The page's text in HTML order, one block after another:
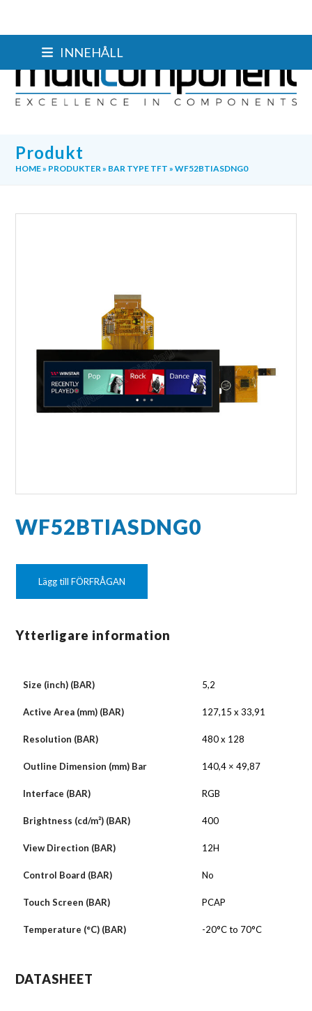
INNEHÅLL
Produkt
HOME» PRODUKTER» BAR TYPE TFT »WF52BTIASDNG0
WF52BTIASDNG0
Lägg till FÖRFRÅGAN
Ytterligare information
Size (inch) (BAR) 5,2
Active Area (mm) (BAR) 127,15 x 33,91
Resolution (BAR) 480 x 128
Outline Dimension (mm) Bar 140,4 × 49,87
Interface (BAR) RGB
Brightness (cd/m²) (BAR) 400
View Direction (BAR) 12H
Control Board (BAR) No
Touch Screen (BAR) PCAP
Temperature (°C) (BAR) -20°C to 70°C
DATASHEET